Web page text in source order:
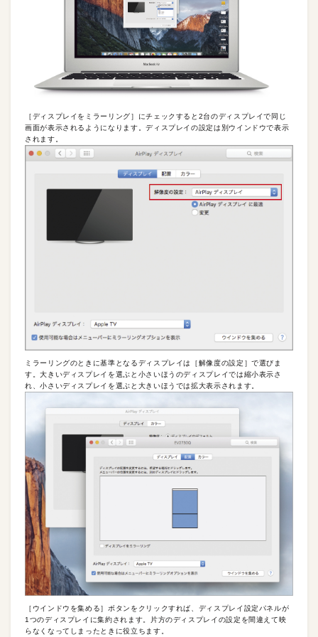
［ディスプレイをミラーリング］にチェックすると2台のディスプレイで同じ
画面が表示されるようになります。ディスプレイの設定は別ウインドウで表示
されます。
ミラーリングのときに基準となるディスプレイは［解像度の設定］で選びま
す。大きいディスプレイを選ぶと小さいほうのディスプレイでは縮小表示さ
れ、小さいディスプレイを選ぶと大きいほうでは拡大表示されます。
［ウインドウを集める］ボタンをクリックすれば、ディスプレイ設定パネルが
1つのディスプレイに集約されます。片方のディスプレイの設定を間違えて映
らなくなってしまったときに役立ちます。